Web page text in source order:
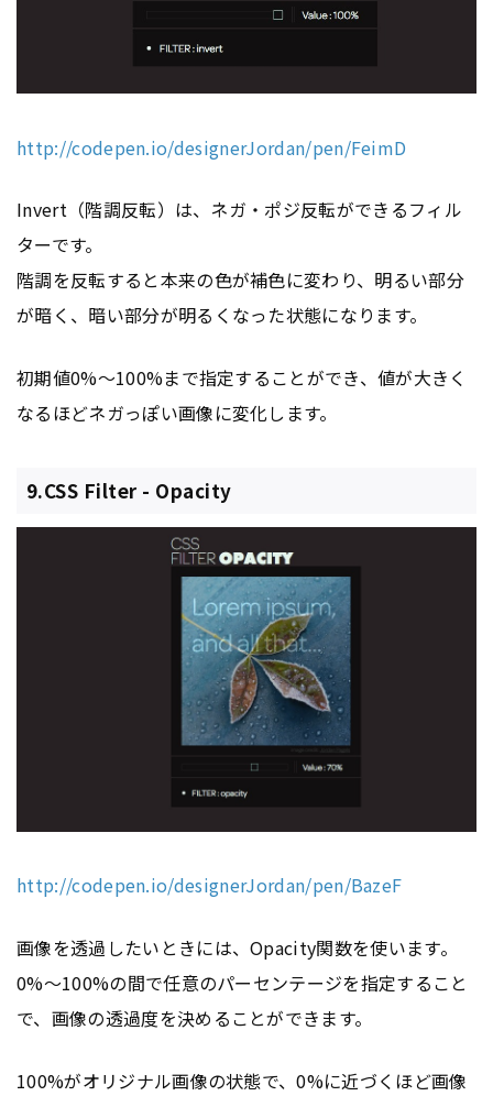
http://codepen.io/designerJordan/pen/FeimD
Invert（階調反転）は、ネガ・ポジ反転ができるフィル
ターです。
階調を反転すると本来の色が補色に変わり、明るい部分
が暗く、暗い部分が明るくなった状態になります。
初期値0%〜100%まで指定することができ、値が大きく
なるほどネガっぽい画像に変化します。
9.CSS Filter - Opacity
http://codepen.io/designerJordan/pen/BazeF
画像を透過したいときには、Opacity関数を使います。
0%〜100%の間で任意のパーセンテージを指定すること
で、画像の透過度を決めることができます。
100%がオリジナル画像の状態で、0%に近づくほど画像